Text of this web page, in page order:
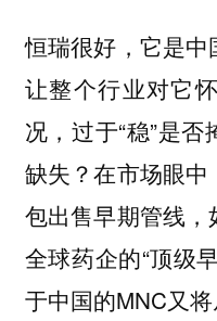
恒瑞很好，它是
让整个行业对它
况，过于“稳”是
缺失？在市场眼
包出售早期管线
全球药企的“顶级
于中国的MNC又